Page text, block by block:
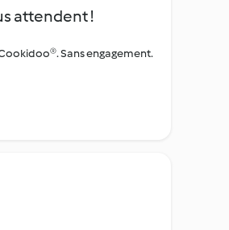
attendent !
Sans engagement.